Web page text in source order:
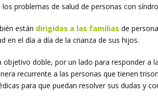
problemas de salud de personas con
están dirigidas a las familias de
en el día a día de la crianza de sus hijos.
doble, por un lado para responder
recurrente a las personas que tienen
para que puedan resolver sus dudas y